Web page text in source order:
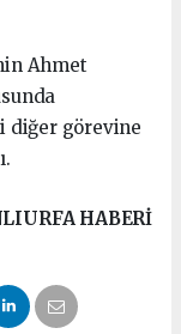
Ahmet
diğer görevine
HABERİ